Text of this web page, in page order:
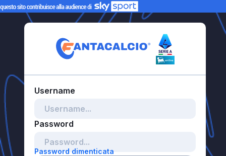
Password dimenticata